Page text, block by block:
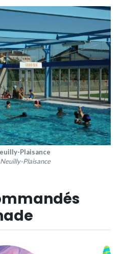
Plaisance
Plaisance